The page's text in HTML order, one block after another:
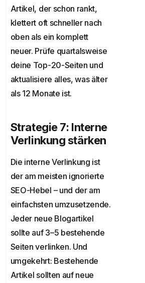
Artikel, der schon rankt,
klettert oft schneller nach
oben als ein komplett
neuer. Prüfe quartalsweise
deine Top-20-Seiten und
aktualisiere alles, was älter
als 12 Monate ist.
Strategie 7: Interne
Verlinkung stärken
Die interne Verlinkung ist
der am meisten ignorierte
SEO-Hebel – und der am
einfachsten umzusetzende.
Jeder neue Blogartikel
sollte auf 3–5 bestehende
Seiten verlinken. Und
umgekehrt: Bestehende
Artikel sollten auf neue